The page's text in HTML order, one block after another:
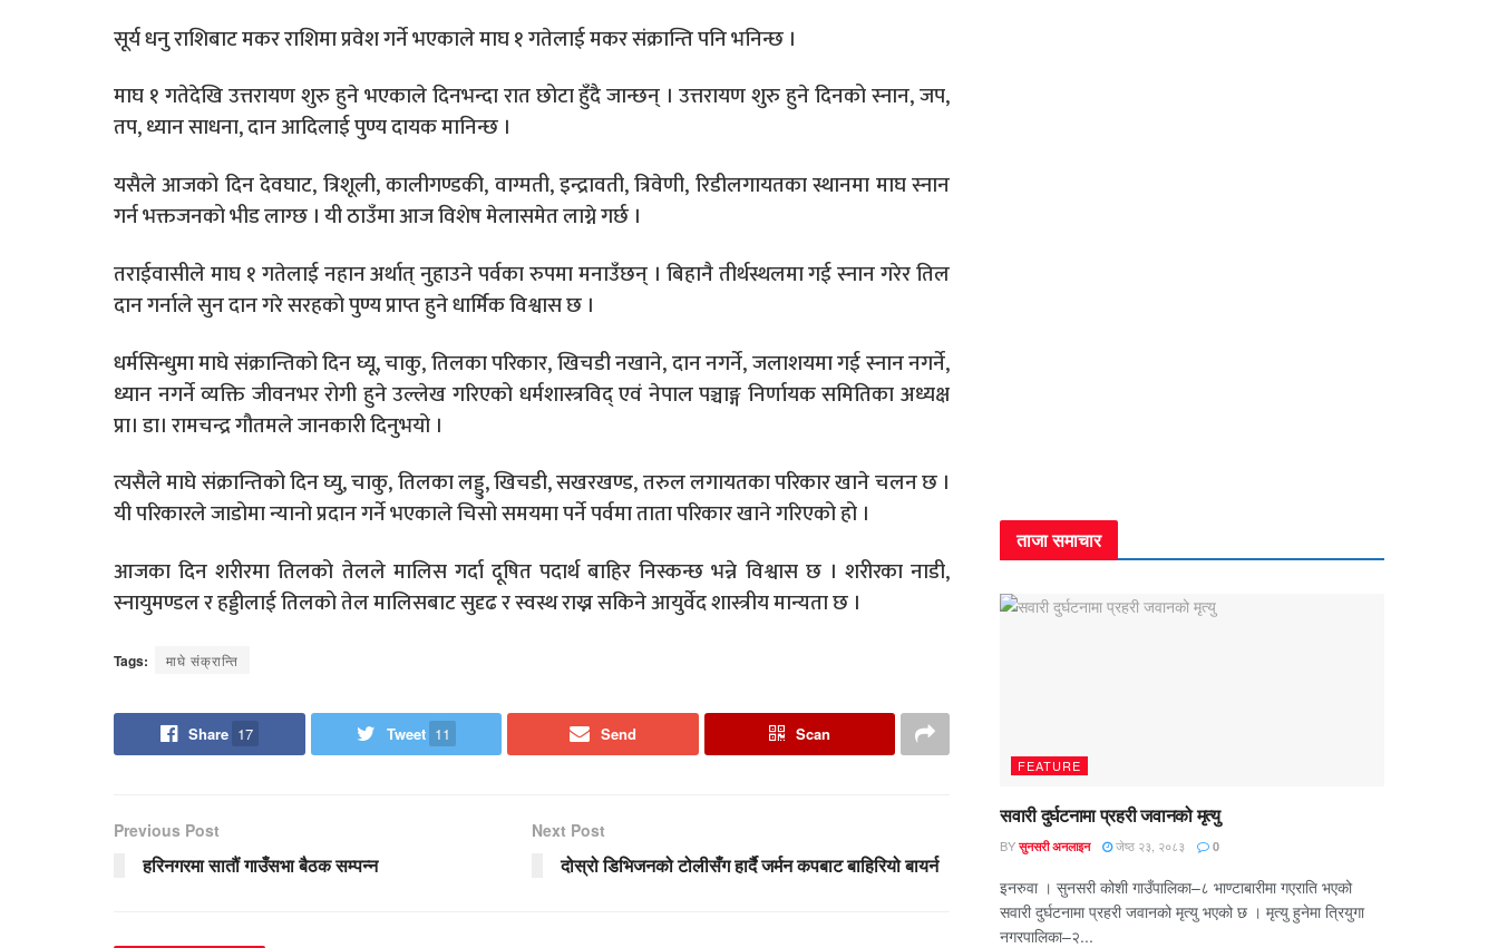
सूर्य धनु राशिबाट मकर राशिमा प्रवेश गर्ने भएकाले माघ १ गतेलाई मकर संक्रान्ति पनि भनिन्छ ।
माघ १ गतेदेखि उत्तरायण शुरु हुने भएकाले दिनभन्दा रात छोटा हुँदै जान्छन् । उत्तरायण शुरु हुने दिनको स्नान, जप,
तप, ध्यान साधना, दान आदिलाई पुण्य दायक मानिन्छ ।
यसैले आजको दिन देवघाट, त्रिशूली, कालीगण्डकी, वाग्मती, इन्द्रावती, त्रिवेणी, रिडीलगायतका स्थानमा माघ स्नान
गर्न भक्तजनको भीड लाग्छ । यी ठाउँमा आज विशेष मेलासमेत लाग्ने गर्छ ।
तराईवासीले माघ १ गतेलाई नहान अर्थात् नुहाउने पर्वका रुपमा मनाउँछन् । बिहानै तीर्थस्थलमा गई स्नान गरेर तिल
दान गर्नाले सुन दान गरे सरहको पुण्य प्राप्त हुने धार्मिक विश्वास छ ।
धर्मसिन्धुमा माघे संक्रान्तिको दिन घ्यू, चाकु, तिलका परिकार, खिचडी नखाने, दान नगर्ने, जलाशयमा गई स्नान नगर्ने,
ध्यान नगर्ने व्यक्ति जीवनभर रोगी हुने उल्लेख गरिएको धर्मशास्त्रविद् एवं नेपाल पञ्चाङ्ग निर्णायक समितिका अध्यक्ष
प्रा। डा। रामचन्द्र गौतमले जानकारी दिनुभयो ।
त्यसैले माघे संक्रान्तिको दिन घ्यु, चाकु, तिलका लड्डु, खिचडी, सखरखण्ड, तरुल लगायतका परिकार खाने चलन छ ।
यी परिकारले जाडोमा न्यानो प्रदान गर्ने भएकाले चिसो समयमा पर्ने पर्वमा ताता परिकार खाने गरिएको हो ।
आजका दिन शरीरमा तिलको तेलले मालिस गर्दा दूषित पदार्थ बाहिर निस्कन्छ भन्ने विश्वास छ । शरीरका नाडी,
स्नायुमण्डल र हड्डीलाई तिलको तेल मालिसबाट सुदृढ र स्वस्थ राख्न सकिने आयुर्वेद शास्त्रीय मान्यता छ ।
Tags: माघे संक्रान्ति
Share 17 Tweet 11 Send Scan
Previous Post
हरिनगरमा सातौं गाउँसभा बैठक सम्पन्न
Next Post
दोस्रो डिभिजनको टोलीसँग हार्दै जर्मन कपबाट बाहिरियो बायर्न
ताजा समाचार
FEATURE
सवारी दुर्घटनामा प्रहरी जवानको मृत्यु
BY सुनसरी अनलाइन जेष्ठ २३, २०८३ 0
इनरुवा । सुनसरी कोशी गाउँपालिका–८ भाण्टाबारीमा गएराति भएको
सवारी दुर्घटनामा प्रहरी जवानको मृत्यु भएको छ । मृत्यु हुनेमा त्रियुगा
नगरपालिका–२...